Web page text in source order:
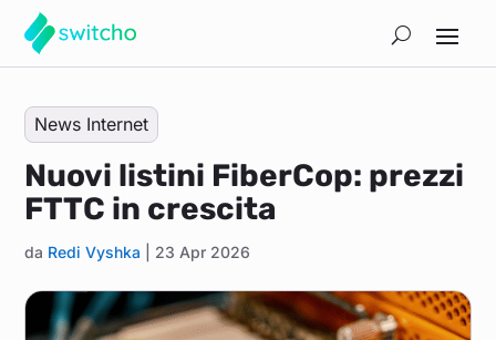
News Internet
Nuovi listini FiberCop: prezzi
FTTC in crescita
da Redi Vyshka 23 Apr 2026